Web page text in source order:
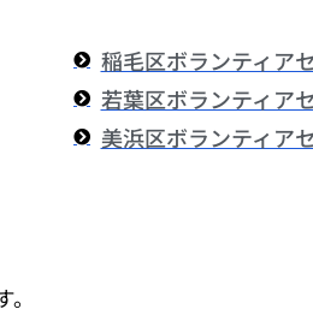
稲毛区ボランティア
若葉区ボランティア
美浜区ボランティア